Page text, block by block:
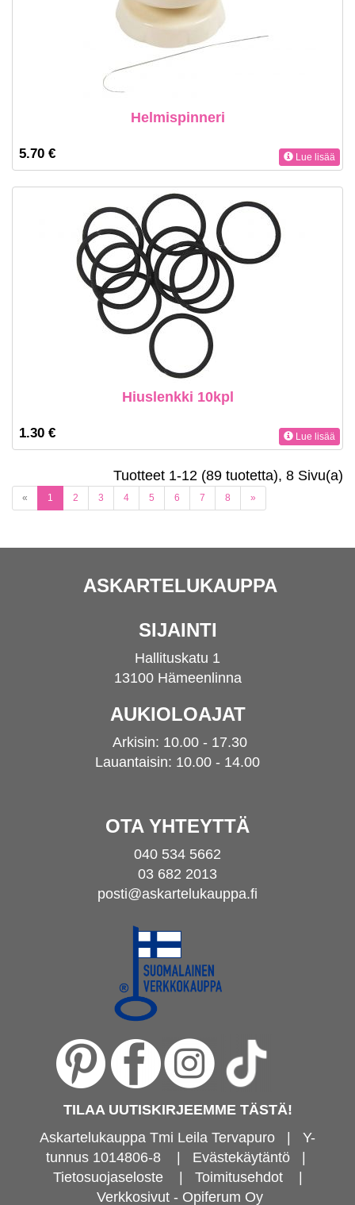
Helmispinneri
5.70 € Lue lisää
Hiuslenkki 10kpl
1.30 € Lue lisää
Tuotteet 1-12 (89 tuotetta), 8 Sivu(a)
« 1 (current)
2 3 4 5 6 7 8 »
ASKARTELUKAUPPA
SIJAINTI
Hallituskatu 1
13100 Hämeenlinna
AUKIOLOAJAT
Arkisin: 10.00 - 17.30
Lauantaisin: 10.00 - 14.00
OTA YHTEYTTÄ
040 534 5662
03 682 2013
posti@askartelukauppa.fi
TILAA UUTISKIRJEEMME TÄSTÄ!
Askartelukauppa Tmi Leila Tervapuro | Y-
tunnus 1014806-8
Evästekäytäntö|
Tietosuojaseloste| Toimitusehdot|
Verkkosivut - Opiferum Oy